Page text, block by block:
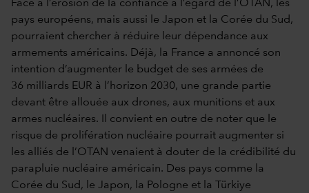
Face à l’érosion de la confiance à l’égard de l’OTAN, les
pays européens, mais aussi le Japon et la Corée du Sud,
pourraient chercher à réduire leur dépendance aux
armements américains. Déjà, la France a annoncé son
intention d’augmenter le budget de ses armées de
36 milliards EUR à l’horizon 2030, une grande partie
devant être allouée aux drones, aux munitions et aux
armes nucléaires. Il convient en outre de noter que le
risque de prolifération nucléaire pourrait augmenter si
les alliés de l’OTAN venaient à douter de la crédibilité du
parapluie nucléaire américain. Des pays comme la
Corée du Sud, le Japon, la Pologne et la Türkiye